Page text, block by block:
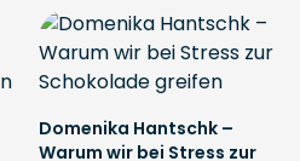
Domenika Hantschk –
Warum wir bei Stress zur